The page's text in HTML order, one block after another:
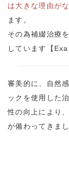
は大きな理由が
ます。
その為補綴治療
しています【
審美的に、自然
ックを使用した
性の向上により
が備わってきまし